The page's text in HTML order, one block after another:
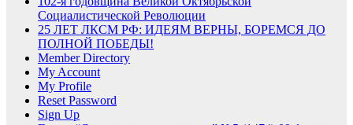
Социалистической Революции
25 ЛЕТ ЛКСМ РФ: ИДЕЯМ ВЕРНЫ, БОРЕМСЯ ДО
ПОЛНОЙ ПОБЕДЫ!
Member Directory
My Account
My Profile
Reset Password
Sign Up